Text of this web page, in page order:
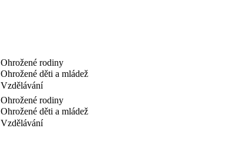
Ohrožené rodiny
Ohrožené děti a mládež
Vzdělávání
Ohrožené rodiny
Ohrožené děti a mládež
Vzdělávání